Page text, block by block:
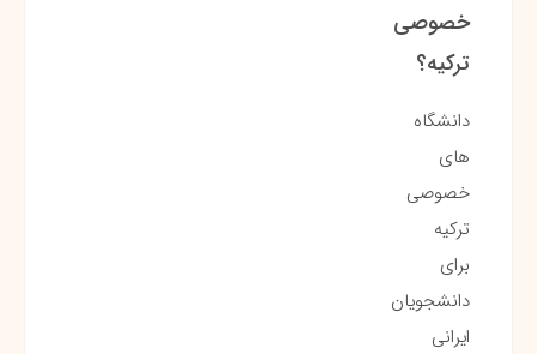
خصوصی
ترکیه؟
دانشگاه
های
خصوصی
ترکیه
برای
دانشجویان
ایرانی